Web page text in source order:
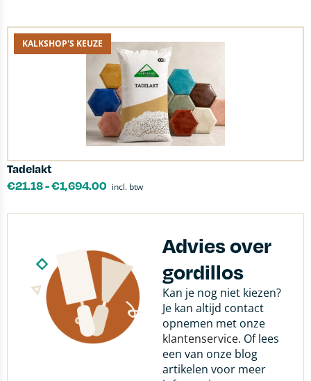
KALKSHOP'S KEUZE
Tadelakt
€21.18-€1,694.00 incl. btw
Advies over
gordillos
Kan je nog niet kiezen?
Je kan altijd contact
opnemen met onze
klantenservice. Of lees
een van onze blog
artikelen voor meer